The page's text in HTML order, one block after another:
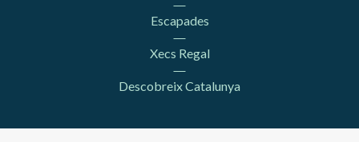
Escapades
Xecs Regal
Descobreix Catalunya